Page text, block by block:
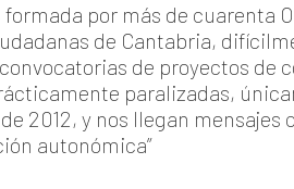
por más de cuarenta
de Cantabria,
de proyectos de
paralizadas,
2012, y nos llegan
autonómica”